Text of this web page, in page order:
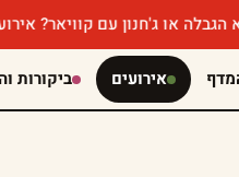
ג'חנון עם קוויאר? אירועי
אירועים ביקורות